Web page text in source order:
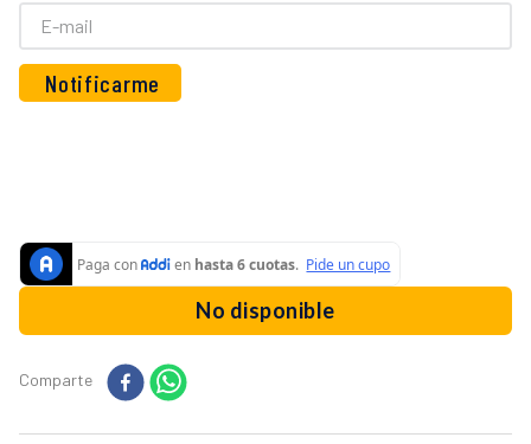
No disponible
Comparte